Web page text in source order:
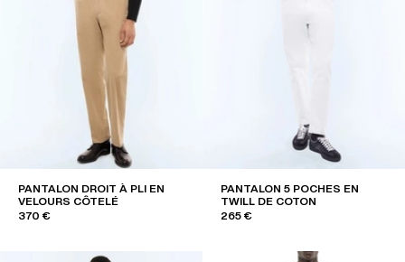
PANTALON DROIT À PLI EN
VELOURS CÔTELÉ
370 €
PANTALON 5 POCHES EN
TWILL DE COTON
265 €